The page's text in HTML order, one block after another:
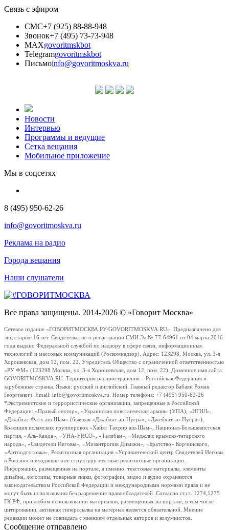
Связь с эфиром
СМС+7 (925) 88-88-948
Звонок+7 (495) 73-73-948
MAXgovoritmskbot
Telegramgovoritmskbot
Письмоinfo@govoritmoskva.ru
Новости
Интервью
Программы и ведущие
Сетка вещания
Мобильное приложение
Мы в соцсетях
8 (495) 950-62-26
info@govoritmoskva.ru
Реклама на радио
Города вещания
Наши слушатели
Все права защищены. 2014-2026 © «Говорит Москва»
Сетевое издание «ГОВОРИТМОСКВА.РУ/GOVORITMOSKVA.RU». Предназначено для
лиц старше 16 лет. Свидетельство о регистрации СМИ Эл № 77-64961 от 04 марта 2016
года выдано Федеральной службой по надзору в сфере связи, информационных
технологий и массовых коммуникаций (Роскомнадзор). Адрес: 123298, Москва, ул. 3-я
Хорошевская, дом 12, пом. 22. Учредитель Общество с ограниченной ответственностью
«РУ ФМ» (123298 Москва, ул. 3-я Хорошевская, дом 12, пом. 22). Доменное имя сайта
GOVORITMOSKVA.RU. Территория распространения – Российская Федерация и
зарубежные страны. Языки: русский и английский. Главный редактор Бабаян Роман
Георгиевич. Email: info@govoritmoskva.ru. Номер телефона: +7 (495) 950-62-26
*Экстремистские и террористические организации, запрещенные в Российской
Федерации: «Правый сектор», «Украинская повстанческая армия» (УПА), «ИГИЛ»,
«Джабхат Фатх аш-Шам» (бывшая «Джабхат ан-Нусра», «Джебхат ан-Нусра»),
Коалиция исламских группировок «Хайят Тахрир аш-Шам», Национал-Большевистская
партия, «Аль-Каида», «УНА-УНСО», «Талибан», «Меджлис крымско-татарского
народа», «Свидетели Иеговы», «Мизантропик Дивижн», «Братство» Корчинского,
«Артподготовка», Религиозная организация «Управленческий центр Свидетелей Иеговы
в России» и входящие в ее структуру местные религиозные организации.
Информация, размещенная на портале, а именно: текстовые материалы, элементы
дизайна, логотипы, товарные знаки, фотографии, видео и аудио охраняются
законодательством Российской Федерации и международными нормами права и не
могут быть использованы без разрешения правообладателей. Согласно ст.ст. 1274,1275
ГК РФ, при любом использовании материалов, размещенных на портале, в том числе
цитировании, активная гиперссылка на материал является обязательной. Мнение
редакции может не совпадать с мнением отдельных авторов и колумнистов.
Сообщение отправлено